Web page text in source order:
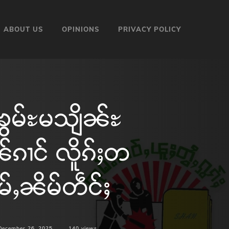
ABOUT US OPINIONS PRIVACY POLICY
မ်ႊမသျိၼ်ႊ
ၵၢင် လိူၵ်ႈတ
မ်ႇၼိမ်တဵင်ႈ